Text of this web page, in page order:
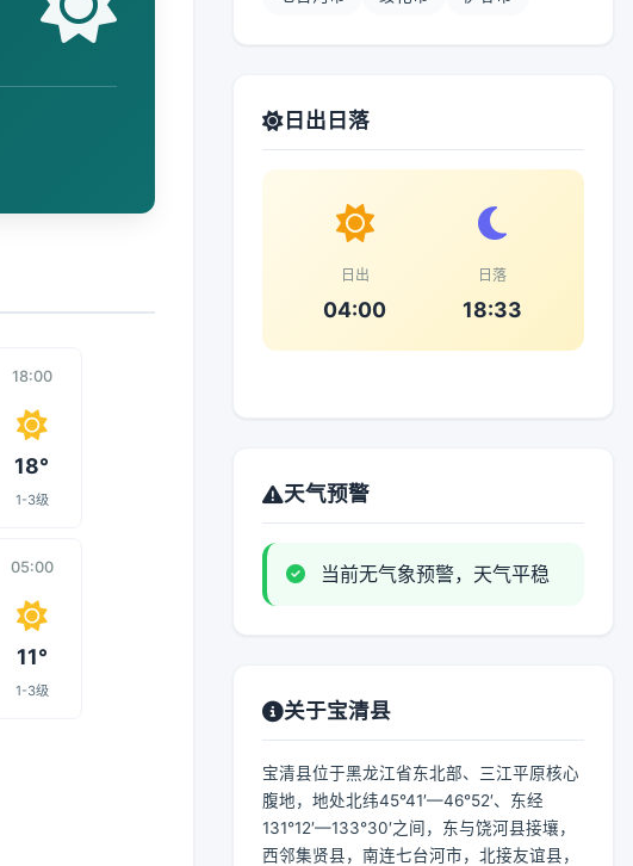
18:00
18°
1-3级
05:00
11°
1-3级
日出日落
日出
04:00
日落
18:33
天气预警
当前无气象预警，天气平稳
关于宝清县
宝清县位于黑龙江省东北部、三江平原核心
腹地，地处北纬45°41′—46°52′、东经
131°12′—133°30′之间，东与饶河县接壤，
西邻集贤县，南连七台河市，北接友谊县，